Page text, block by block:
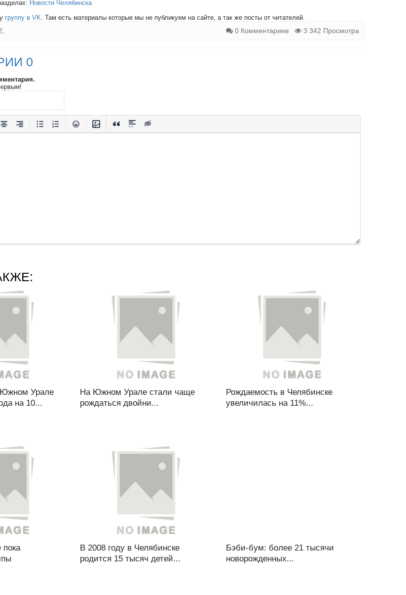
Новости Челябинска
группу в VK. Там есть материалы которые мы не публикуем на сайте, а так же посты от читателей.
0 Комментариев 3 342 Просмотра
0
Урале
на 10...
На Южном Урале стали чаще
рождаться двойни...
Рождаемость в Челябинске
увеличилась на 11%...
В 2008 году в Челябинске
родится 15 тысяч детей...
Бэби-бум: более 21 тысячи
новорожденных...